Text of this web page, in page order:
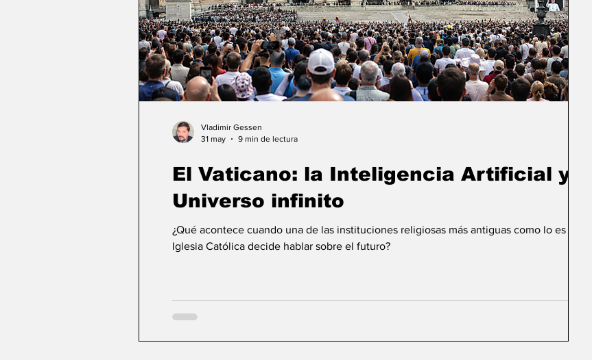
El Vaticano: la Inteligencia Artificial y el
Universo infinito
¿Qué acontece cuando una de las instituciones religiosas más antiguas como lo es la
Iglesia Católica decide hablar sobre el futuro?
Vladimir Gessen
31 may
9 min de lectura